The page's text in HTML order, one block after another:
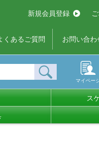
新規会員登録
くあるご質問 お問い合わ
マイペー
ス